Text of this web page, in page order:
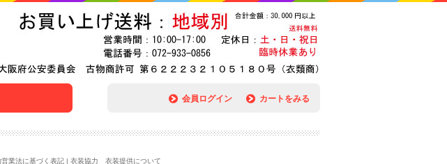
会員ログイン カートをみる
営業法に基づく表記 | 衣装協力 衣装提供について